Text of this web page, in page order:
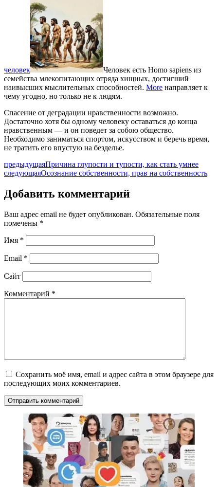
человек
Человек есть Homo sapiens из
семейства млекопитающих отряда хищных, достигший
наивысших мыслительных способностей. More направляет к
чему угодно, но только не к людям.
Спасение от деградации нравственности возможно.
Достаточно хотя бы одному человеку оставаться до конца
нравственным — и он поведет за собою общество.
Необходимо заниматься спортом, искусством и беречь время,
не тратить его впустую на безделье.
предыдущаяПричина глупости и тупости, как стать умнее
следующаяОсознание собственности, прав на собственность
Добавить комментарий
Ваш адрес email не будет опубликован. Обязательные поля
помечены *
Имя *
Email *
Сайт
Комментарий *
Сохранить моё имя, email и адрес сайта в этом браузере для
последующих моих комментариев.